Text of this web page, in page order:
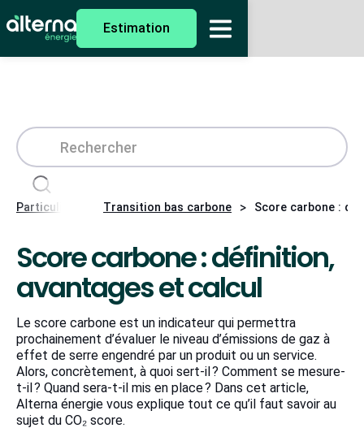
Estimation
Particuliers Transition bas carbone > Score carbone :
Score carbone : définition,
avantages et calcul
Le score carbone est un indicateur qui permettra
prochainement d’évaluer le niveau d’émissions de gaz à
effet de serre engendré par un produit ou un service.
Alors, concrètement, à quoi sert-il ? Comment se mesure-
t-il ? Quand sera-t-il mis en place ? Dans cet article,
Alterna énergie vous explique tout ce qu’il faut savoir au
sujet du CO₂ score.